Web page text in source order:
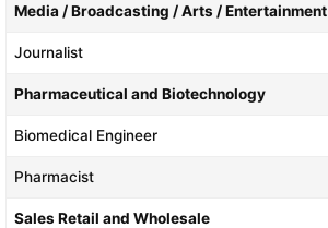
Media / Broadcasting / Arts / Entertainment
Journalist
Pharmaceutical and Biotechnology
Biomedical Engineer
Pharmacist
Sales Retail and Wholesale